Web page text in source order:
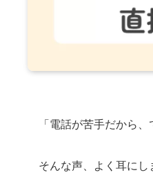
「電話が苦手だから
そんな声、よく耳にし